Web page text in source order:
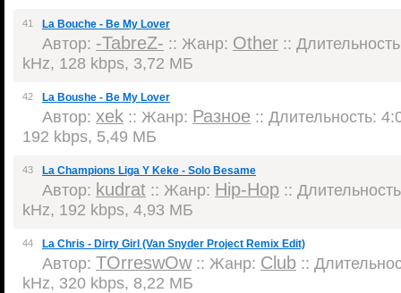
41 La Bouche - Be My Lover
Автор: -TabreZ- :: Жанр: Other ::
kHz, 128 kbps, 3,72 МБ
42 La Boushe - Be My Lover
Автор: xek :: Жанр: Разное :: Длительность:
192 kbps, 5,49 МБ
43 La Champions Liga Y Keke - Solo Besame
Автор: kudrat :: Жанр: Hip-Hop ::
kHz, 192 kbps, 4,93 МБ
44 La Chris - Dirty Girl (Van Snyder Project Remix Edit)
Автор: TOrreswOw:: Жанр: Club ::
kHz, 320 kbps, 8,22 МБ